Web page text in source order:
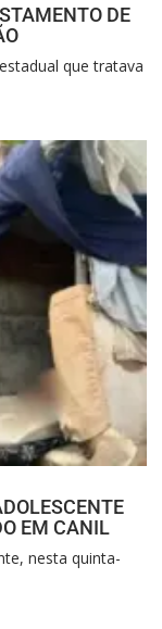
DE
que tratava
EM CANIL
nesta quinta-